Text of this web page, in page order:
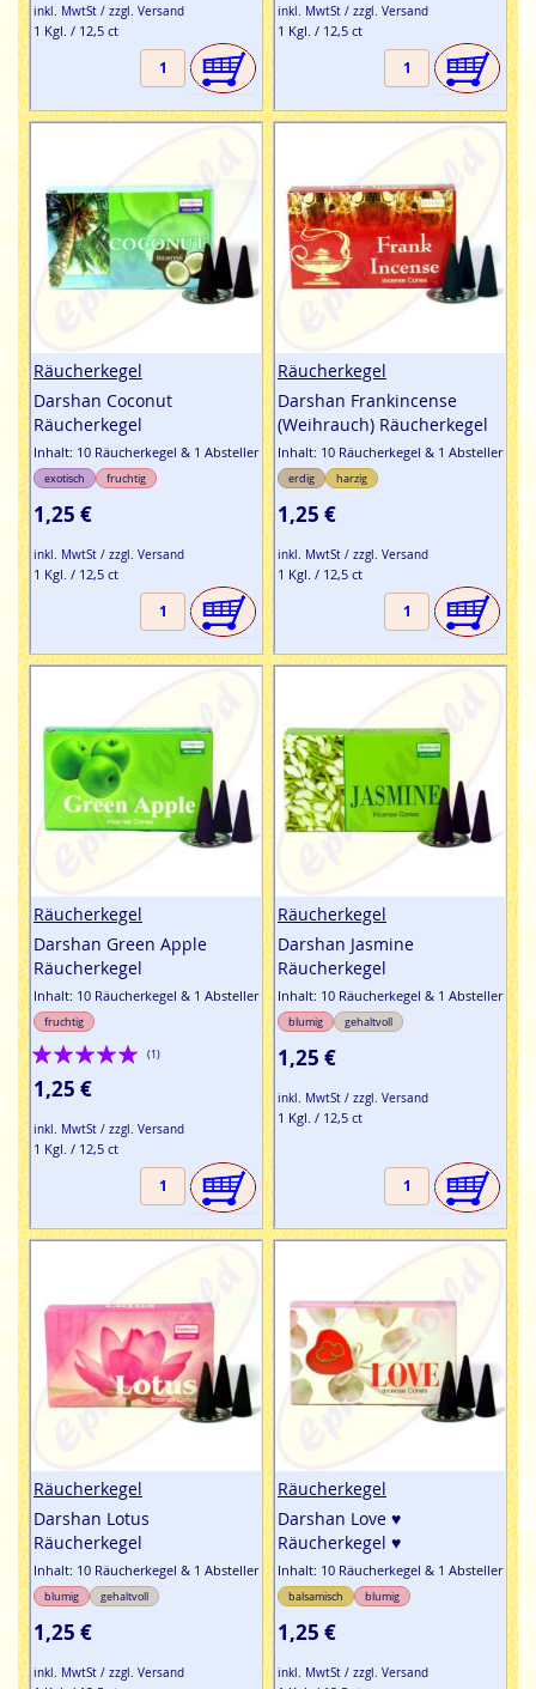
inkl. MwtSt / zzgl. Versand
1 Kgl. / 12,5 ct
inkl. MwtSt / zzgl. Versand
1 Kgl. / 12,5 ct
Räucherkegel
Darshan Coconut
Räucherkegel
Inhalt: 10 Räucherkegel & 1 Absteller
exotisch fruchtig
1,25 €
inkl. MwtSt / zzgl. Versand
1 Kgl. / 12,5 ct
Räucherkegel
Darshan Frankincense
(Weihrauch) Räucherkegel
Inhalt: 10 Räucherkegel & 1 Absteller
erdig harzig
1,25 €
inkl. MwtSt / zzgl. Versand
1 Kgl. / 12,5 ct
Räucherkegel
Darshan Green Apple
Räucherkegel
Inhalt: 10 Räucherkegel & 1 Absteller
fruchtig
Bewertung:
100%
(1)
1,25 €
inkl. MwtSt / zzgl. Versand
1 Kgl. / 12,5 ct
Räucherkegel
Darshan Jasmine
Räucherkegel
Inhalt: 10 Räucherkegel & 1 Absteller
blumig gehaltvoll
1,25 €
inkl. MwtSt / zzgl. Versand
1 Kgl. / 12,5 ct
Räucherkegel
Darshan Lotus
Räucherkegel
Inhalt: 10 Räucherkegel & 1 Absteller
blumig gehaltvoll
1,25 €
inkl. MwtSt / zzgl. Versand
Räucherkegel
Darshan Love ♥
Räucherkegel ♥
Inhalt: 10 Räucherkegel & 1 Absteller
balsamisch blumig
1,25 €
inkl. MwtSt / zzgl. Versand